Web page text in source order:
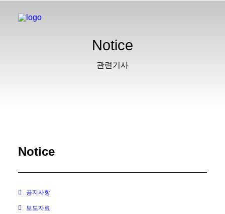
Notice
관련기사
Notice
공지사항
보도자료